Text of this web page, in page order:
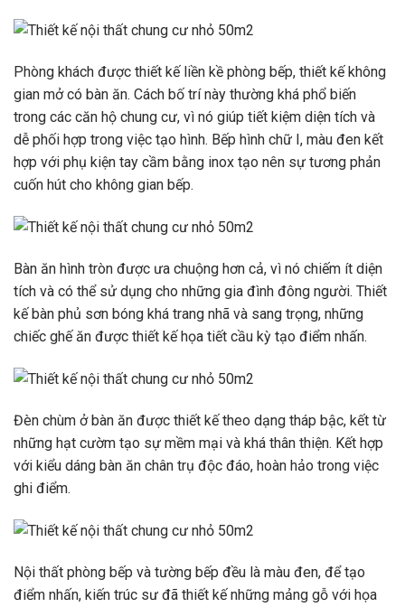
Phòng khách được thiết kế liền kề phòng bếp, thiết kế không
gian mở có bàn ăn. Cách bố trí này thường khá phổ biến
trong các căn hộ chung cư, vì nó giúp tiết kiệm diện tích và
dễ phối hợp trong việc tạo hình. Bếp hình chữ I, màu đen kết
hợp với phụ kiện tay cầm bằng inox tạo nên sự tương phản
cuốn hút cho không gian bếp.
Bàn ăn hình tròn được ưa chuộng hơn cả, vì nó chiếm ít diện
tích và có thể sử dụng cho những gia đình đông người. Thiết
kế bàn phủ sơn bóng khá trang nhã và sang trọng, những
chiếc ghế ăn được thiết kế họa tiết cầu kỳ tạo điểm nhấn.
Đèn chùm ở bàn ăn được thiết kế theo dạng tháp bậc, kết từ
những hạt cườm tạo sự mềm mại và khá thân thiện. Kết hợp
với kiểu dáng bàn ăn chân trụ độc đáo, hoàn hảo trong việc
ghi điểm.
Nội thất phòng bếp và tường bếp đều là màu đen, để tạo
điểm nhấn, kiến ​​trúc sư đã thiết kế những mảng gỗ với họa